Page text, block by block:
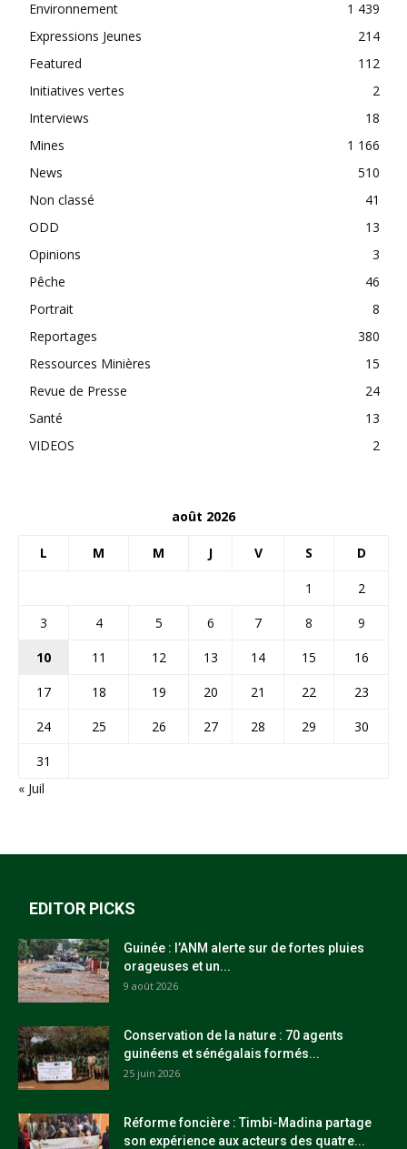
Environnement
1 439
Expressions Jeunes
214
Featured
112
Initiatives vertes
2
Interviews
18
Mines
1 166
News
510
Non classé
41
ODD
13
Opinions
3
Pêche
46
Portrait
8
Reportages
380
Ressources Minières
15
Revue de Presse
24
Santé
13
VIDEOS
2
août 2026
L M M J V S D
1
2
3
4 5 6 7 8
9
10
11 12 13 14 15
16
17
18 19 20 21 22
23
24
25 26 27 28 29
30
31
« Juil
EDITOR PICKS
Guinée : l’ANM alerte sur de fortes pluies
orageuses et un...
9 août 2026
Conservation de la nature : 70 agents
guinéens et sénégalais formés...
25 juin 2026
Réforme foncière : Timbi-Madina partage
son expérience aux acteurs des quatre...